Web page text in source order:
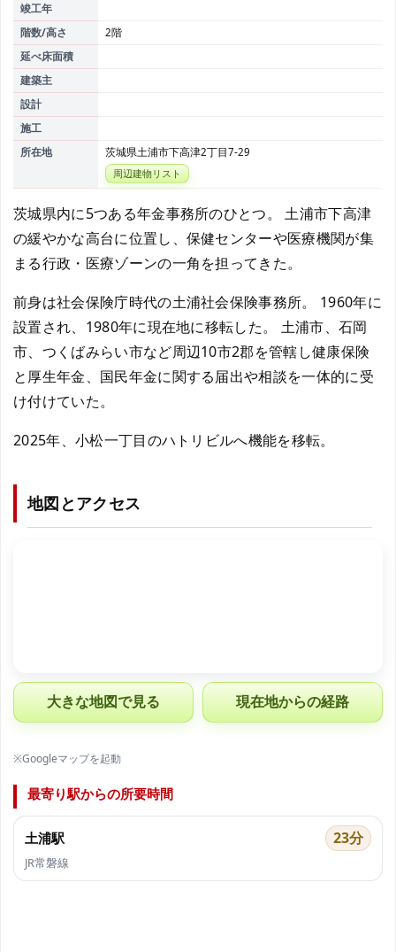
竣工年
階数/高さ
2階
延べ床面積
建築主
設計
施工
所在地
茨城県土浦市下高津2丁目7-29
周辺建物リスト
茨城県内に5つある年金事務所のひとつ。 土浦市下高津
の緩やかな高台に位置し、保健センターや医療機関が集
まる行政・医療ゾーンの一角を担ってきた。
前身は社会保険庁時代の土浦社会保険事務所。 1960年に
設置され、1980年に現在地に移転した。 土浦市、石岡
市、つくばみらい市など周辺10市2郡を管轄し健康保険
と厚生年金、国民年金に関する届出や相談を一体的に受
け付けていた。
2025年、小松一丁目のハトリビルへ機能を移転。
地図とアクセス
大きな地図で見る 現在地からの経路
※Googleマップを起動
最寄り駅からの所要時間
土浦駅 23分
JR常磐線